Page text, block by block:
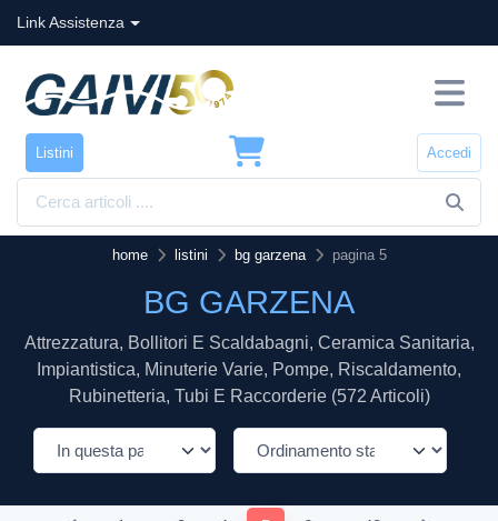
Link Assistenza
Listini Accedi
home listini bg garzena pagina 5
BG GARZENA
Attrezzatura, Bollitori E Scaldabagni, Ceramica Sanitaria,
Impiantistica, Minuterie Varie, Pompe, Riscaldamento,
Rubinetteria, Tubi E Raccorderie (572 Articoli)